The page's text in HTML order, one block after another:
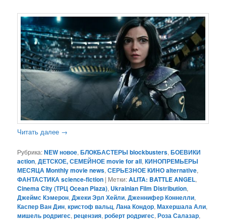
Читать далее →
Рубрика:NEW новое,БЛОКБАСТЕРЫ blockbusters,БОЕВИКИ
action,ДЕТСКОЕ, СЕМЕЙНОЕ movie for all,КИНОПРЕМЬЕРЫ
МЕСЯЦА Monthly movie news,СЕРЬЕЗНОЕ КИНО alternative,
ФАНТАСТИКА science-fiction | Метки:ALITA: BATTLE ANGEL,
Cinema City (ТРЦ Ocean Plaza), Ukrainian Film Distribution,
Джеймс Кэмерон,Джеки Эрл Хейли,Дженнифер Коннелли,
Каспер Ван Дин,кристоф вальц,Лана Кондор,Махершала Али,
мишель родригес,рецензия,роберт родригес,Роза Салазар,